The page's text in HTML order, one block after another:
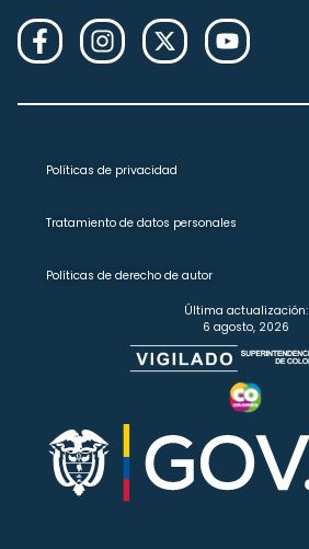
Políticas de privacidad
Tratamiento de datos personales
Políticas de derecho de autor
Última actualización:
6 agosto, 2026